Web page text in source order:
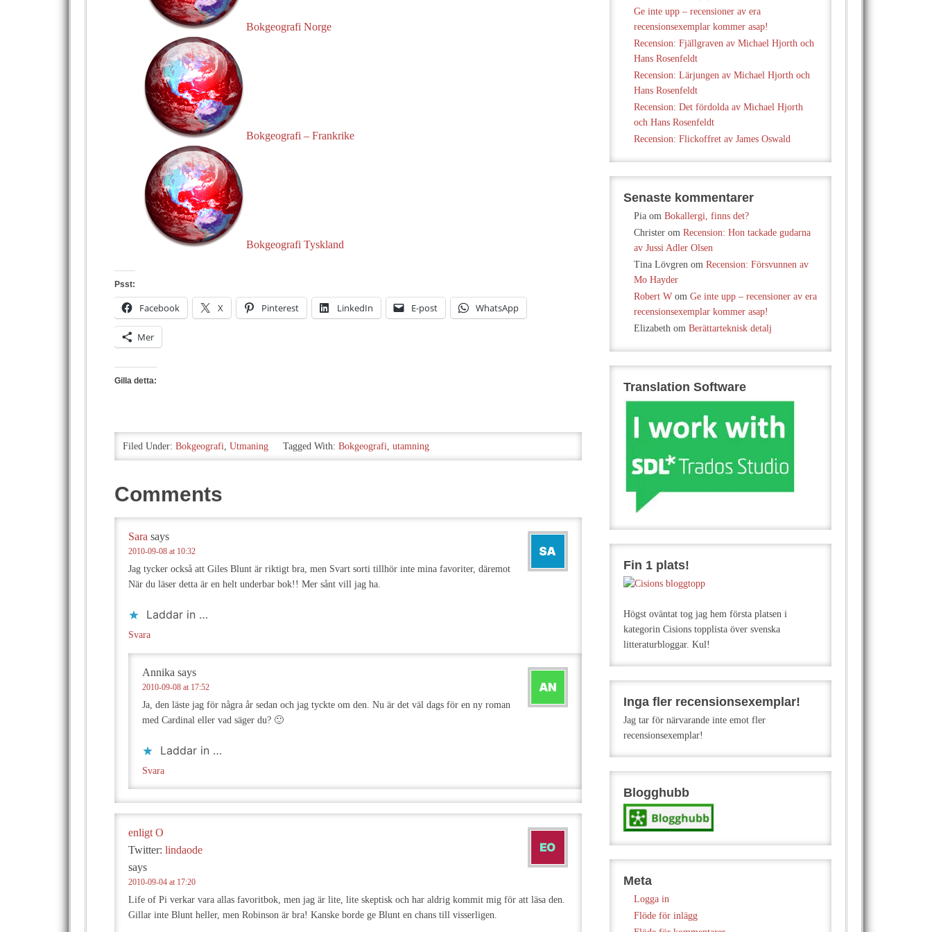
Bokgeografi Norge
Bokgeografi – Frankrike
Bokgeografi Tyskland
Psst:
Facebook X Pinterest LinkedIn E-post WhatsApp
Mer
Gilla detta:
Filed Under: Bokgeografi, Utmaning Tagged With: Bokgeografi, utamning
Comments
Sara says
2010-09-08 at 10:32
Jag tycker också att Giles Blunt är riktigt bra, men Svart sorti tillhör inte mina favoriter, däremot
När du läser detta är en helt underbar bok!! Mer sånt vill jag ha.
Laddar in …
Svara
Annika says
2010-09-08 at 17:52
Ja, den läste jag för några år sedan och jag tyckte om den. Nu är det väl dags för en ny roman
med Cardinal eller vad säger du? 🙂
Laddar in …
Svara
enligt O
Twitter: lindaode
says
2010-09-04 at 17:20
Life of Pi verkar vara allas favoritbok, men jag är lite, lite skeptisk och har aldrig kommit mig för att läsa den.
Gillar inte Blunt heller, men Robinson är bra! Kanske borde ge Blunt en chans till visserligen.
Ge inte upp – recensioner av era
recensionsexemplar kommer asap!
Recension: Fjällgraven av Michael Hjorth och
Hans Rosenfeldt
Recension: Lärjungen av Michael Hjorth och
Hans Rosenfeldt
Recension: Det fördolda av Michael Hjorth
och Hans Rosenfeldt
Recension: Flickoffret av James Oswald
Senaste kommentarer
Pia om Bokallergi, finns det?
Christer om Recension: Hon tackade gudarna
av Jussi Adler Olsen
Tina Lövgren om Recension: Försvunnen av
Mo Hayder
Robert W om Ge inte upp – recensioner av era
recensionsexemplar kommer asap!
Elizabeth om Berättarteknisk detalj
Translation Software
Fin 1 plats!
Högst oväntat tog jag hem första platsen i
kategorin Cisions topplista över svenska
litteraturbloggar. Kul!
Inga fler recensionsexemplar!
Jag tar för närvarande inte emot fler
recensionsexemplar!
Blogghubb
Meta
Logga in
Flöde för inlägg